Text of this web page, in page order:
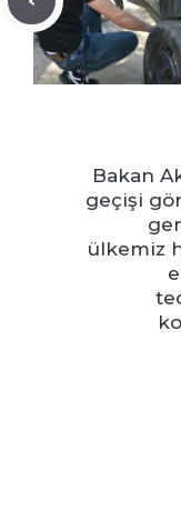
Bakan
geçişi
ülkemiz